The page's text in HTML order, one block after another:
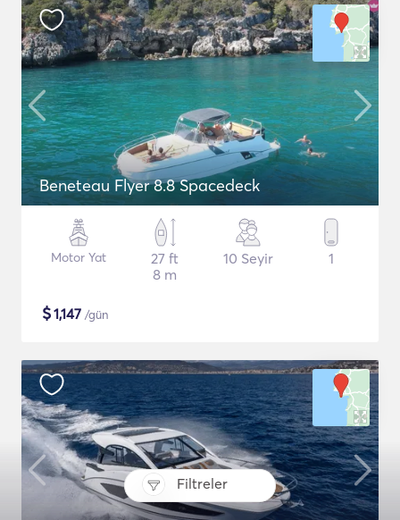
Filtreler
Beneteau Flyer 8.8 Spacedeck
Motor Yat
27 ft
8 m
10 Seyir 1
$1,147 /gün